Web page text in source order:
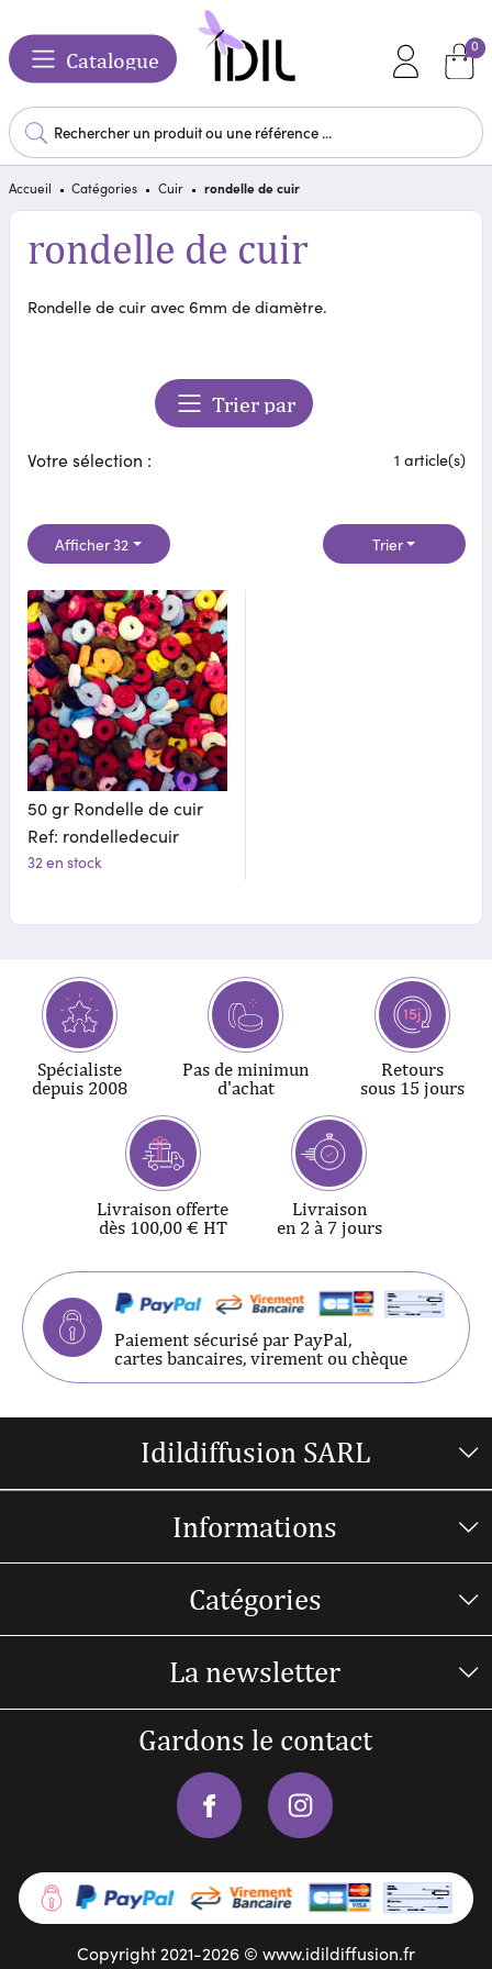
Catalogue
0
Accueil Catégories Cuir rondelle de cuir
rondelle de cuir
Rondelle de cuir avec 6mm de diamètre.
Trier par
Votre sélection : 1 article(s)
Afficher 32 Trier
50 gr Rondelle de cuir
Ref: rondelledecuir
32 en stock
Spécialiste
depuis 2008
Pas de minimun
d'achat
Retours
sous 15 jours
Livraison offerte
dès 100,00 € HT
Livraison
en 2 à 7 jours
Paiement sécurisé par PayPal,
cartes bancaires, virement ou chèque
Idildiffusion SARL
Informations
Catégories
La newsletter
Gardons le contact
Copyright 2021-2026 © www.idildiffusion.fr